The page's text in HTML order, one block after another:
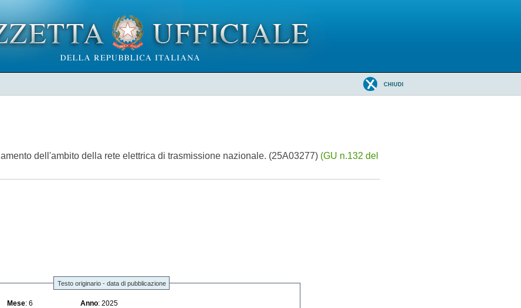
CHIUDI
dell'ambito della rete elettrica di trasmissione nazionale. (25A03277) (GU n.132 del
Testo originario - data di pubblicazione
Mese : 6 Anno : 2025